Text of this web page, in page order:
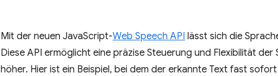
Mit der neuen JavaScript-Web Speech API lässt sich die
Diese API ermöglicht eine präzise Steuerung und Flexibilität
höher. Hier ist ein Beispiel, bei dem der erkannte Text fast